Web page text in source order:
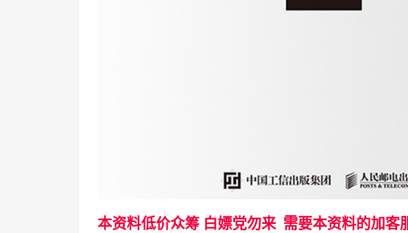
本资料低价众筹 白嫖党勿来 需要本资料的加客